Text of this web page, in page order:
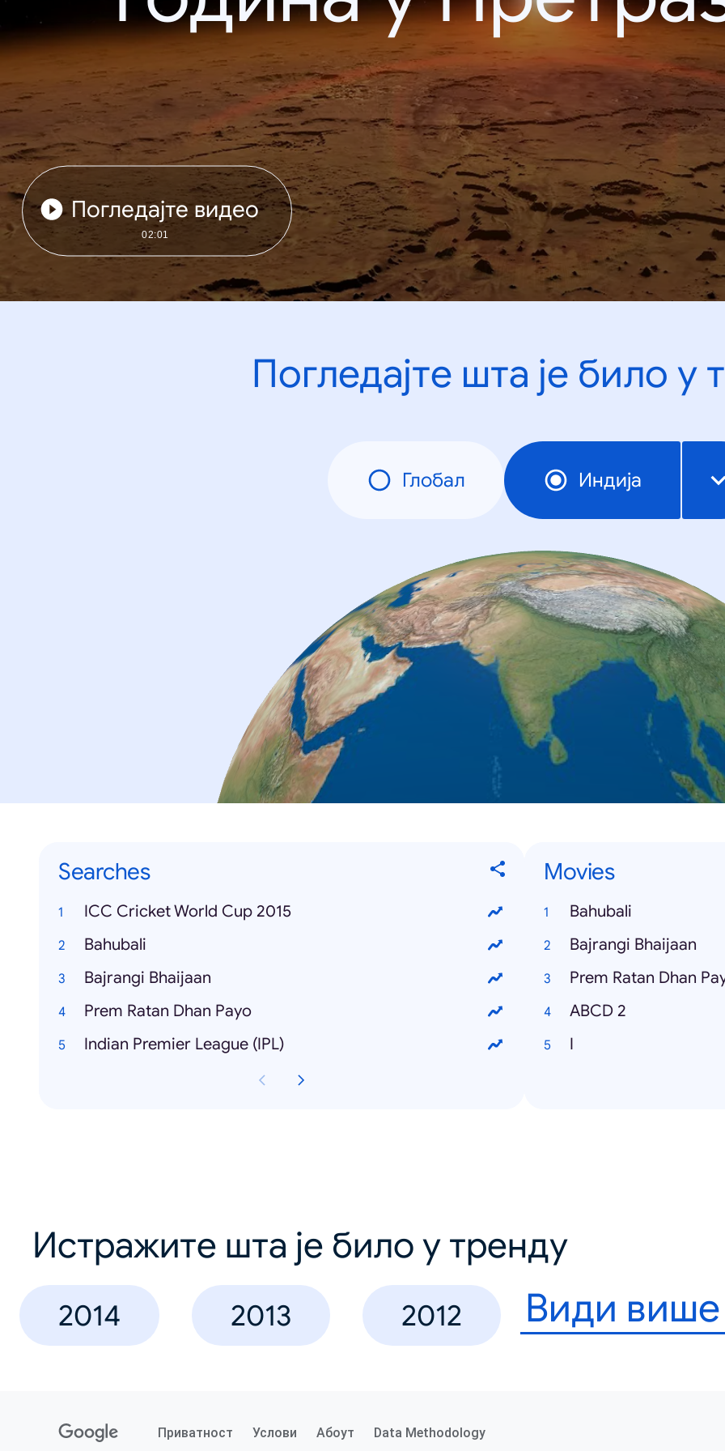
Погледајте видео
02:01
Погледајте шта је било у
Глобал Индија
Searches
ICC Cricket World Cup 2015
Bahubali
Bajrangi Bhaijaan
Prem Ratan Dhan Payo
Indian Premier League (IPL)
Movies
Bahubali
Bajrangi Bhaijaan
Prem Ratan Dhan
ABCD 2
I
Истражите шта је било у тренду
2014 2013 2012 Види више
Приватност Услови Абоут Data Methodology